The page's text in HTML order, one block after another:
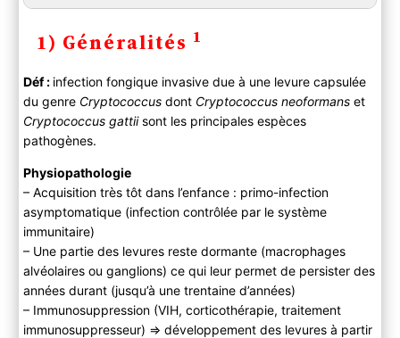
l’édition 2016
2) Diagnostic
Cryptococcose opportuniste àCryptococcus
neoformans
Cryptococcose àCryptococcus gattii
Cryptococcose cutanée primitive
B ) Paraclinique
C ) Diagnostic différentiel
3) Evolution
4) PEC
A ) Traitement
B ) Suivi
1) Généralités 1
Déf : infection fongique invasive due à une levure capsulée
du genre Cryptococcus dont Cryptococcus neoformanset
Cryptococcus gattiisont les principales espèces
pathogènes.
Physiopathologie
– Acquisition très tôt dans l’enfance : primo-infection
asymptomatique (infection contrôlée par le système
immunitaire)
– Une partie des levures reste dormante (macrophages
alvéolaires ou ganglions) ce qui leur permet de persister des
années durant (jusqu’à une trentaine d’années)
– Immunosuppression (VIH, corticothérapie, traitement
immunosuppresseur) ⇒ développement des levures à partir